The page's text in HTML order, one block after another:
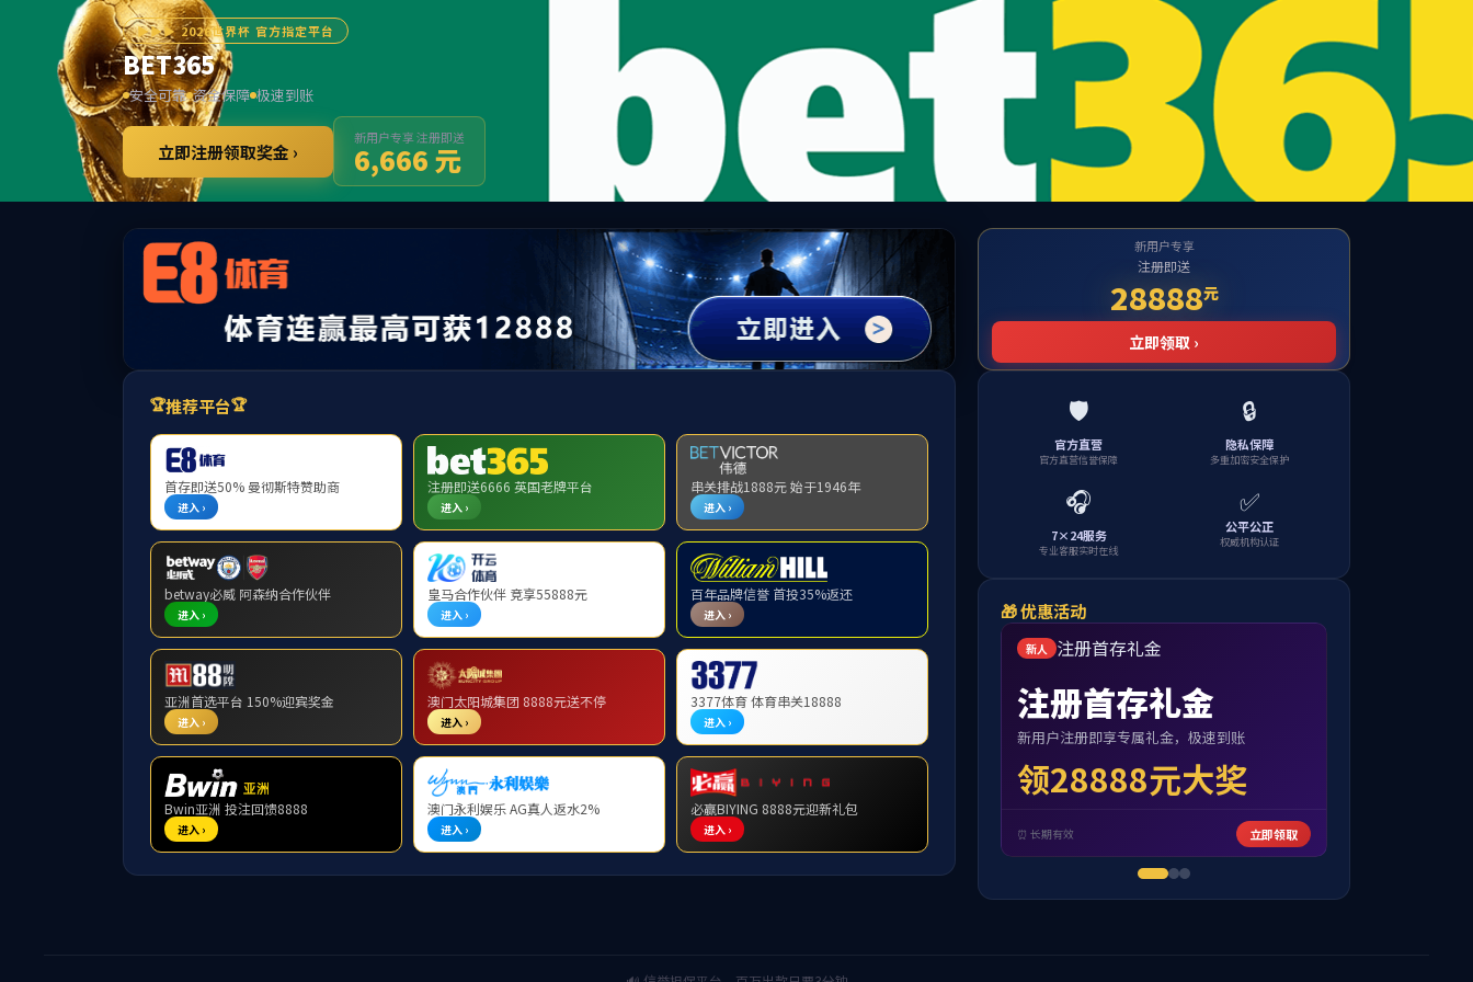
中国·yl1111永利(集团)有限公司-Official Website
首页 关闭此页